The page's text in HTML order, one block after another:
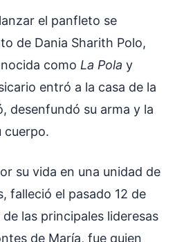
el panfleto se
de Dania Sharith Polo,
como La Pola y
entró a la casa de la
desenfundó su arma y la
cuerpo.
su vida en una unidad de
falleció el pasado 12 de
las principales lideresas
de María, fue quien